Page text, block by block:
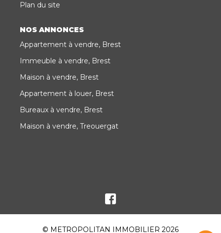
Plan du site
NOS ANNONCES
Appartement à vendre, Brest
Immeuble à vendre, Brest
Maison à vendre, Brest
Appartement à louer, Brest
Bureaux à vendre, Brest
Maison à vendre, Treouergat
© METROPOLITAN IMMOBILIER 2026